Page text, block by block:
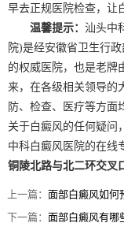
早去正规医院检查，让
温馨提示： 汕头中
院)是经安徽省卫生行
的权威医院，也是老牌
来，在各级相关领导的
防、检查、医疗等方面
关于白癜风的任何疑问
中科白癜风医院的在线
铜陵北路与北二环交叉
上一篇：面部白癜风如何
下一篇：面部白癜风有哪